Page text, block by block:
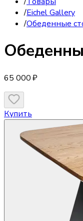
/Eichel Gallery
/Обеденные
65 000 ₽
Купить